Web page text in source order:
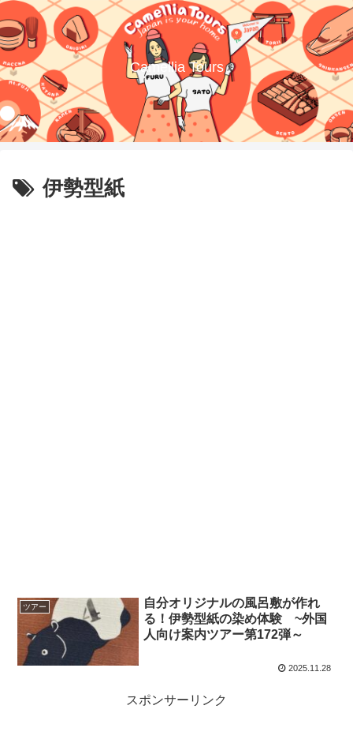
Camellia Tours
伊勢型紙
ツアー
自分オリジナルの風呂敷が作れ
る！伊勢型紙の染め体験 ~外国
人向け案内ツアー第172弾～
2025.11.28
スポンサーリンク